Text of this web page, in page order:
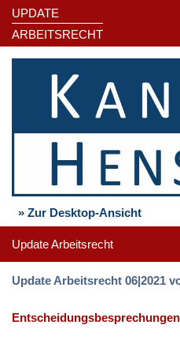
UPDATE
ARBEITSRECHT
» Zur Desktop-Ansicht
Update Arbeitsrecht
Update Arbeitsrecht 06|2021
Entscheidungsbesprechungen